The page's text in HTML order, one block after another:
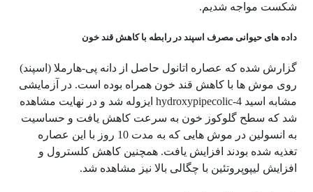
شکست مواجه شدیم.
داده های حیوانی مصرف اسپند در رابطه با کاهش قند خون
گزارش شده که عصاره اتانول حاصل از دانه پی-هارملا (اسپند)
روی موش ها با کاهش قند خون همراه بوده است. در آزمایشی
مشابه اسید 4-hydroxypipecolic ایزوله شد و در نهایت مشاهده
شد که سطح گلوکوز خون به سرعت کاهش یافت و حساسیت
به انسولین در موش هایی که به مدت 10 روز با این عصاره
تغذیه شده بودند افزایش یافت. همچنین کاهش کلسترول و
افزایش لیپوپروتئین با چگالی بالا نیز مشاهده شد.